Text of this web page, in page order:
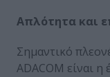
Απλότητα και
Σημαντικό
ADACOM είναι